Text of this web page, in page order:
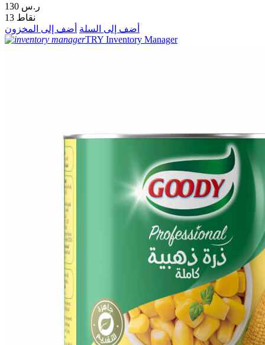
130 ر.س
13 نقاط
أضف إلى السلة أضف إلى المخزون
TRY Inventory Manager